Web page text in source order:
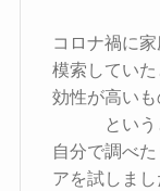
コロナ禍に
模索してい
効性が高い
とい
自分で調べ
アを試しま